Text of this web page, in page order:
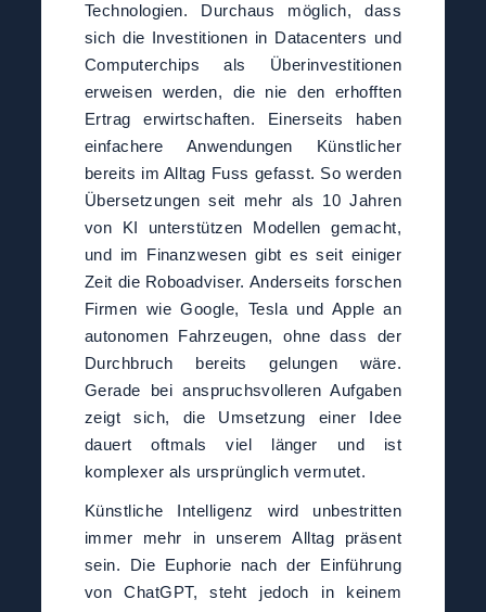
Technologien. Durchaus möglich, dass
sich die Investitionen in Datacenters und
Computerchips als Überinvestitionen
erweisen werden, die nie den erhofften
Ertrag erwirtschaften. Einerseits haben
einfachere Anwendungen Künstlicher
bereits im Alltag Fuss gefasst. So werden
Übersetzungen seit mehr als 10 Jahren
von KI unterstützen Modellen gemacht,
und im Finanzwesen gibt es seit einiger
Zeit die Roboadviser. Anderseits forschen
Firmen wie Google, Tesla und Apple an
autonomen Fahrzeugen, ohne dass der
Durchbruch bereits gelungen wäre.
Gerade bei anspruchsvolleren Aufgaben
zeigt sich, die Umsetzung einer Idee
dauert oftmals viel länger und ist
komplexer als ursprünglich vermutet.
Künstliche Intelligenz wird unbestritten
immer mehr in unserem Alltag präsent
sein. Die Euphorie nach der Einführung
von ChatGPT, steht jedoch in keinem